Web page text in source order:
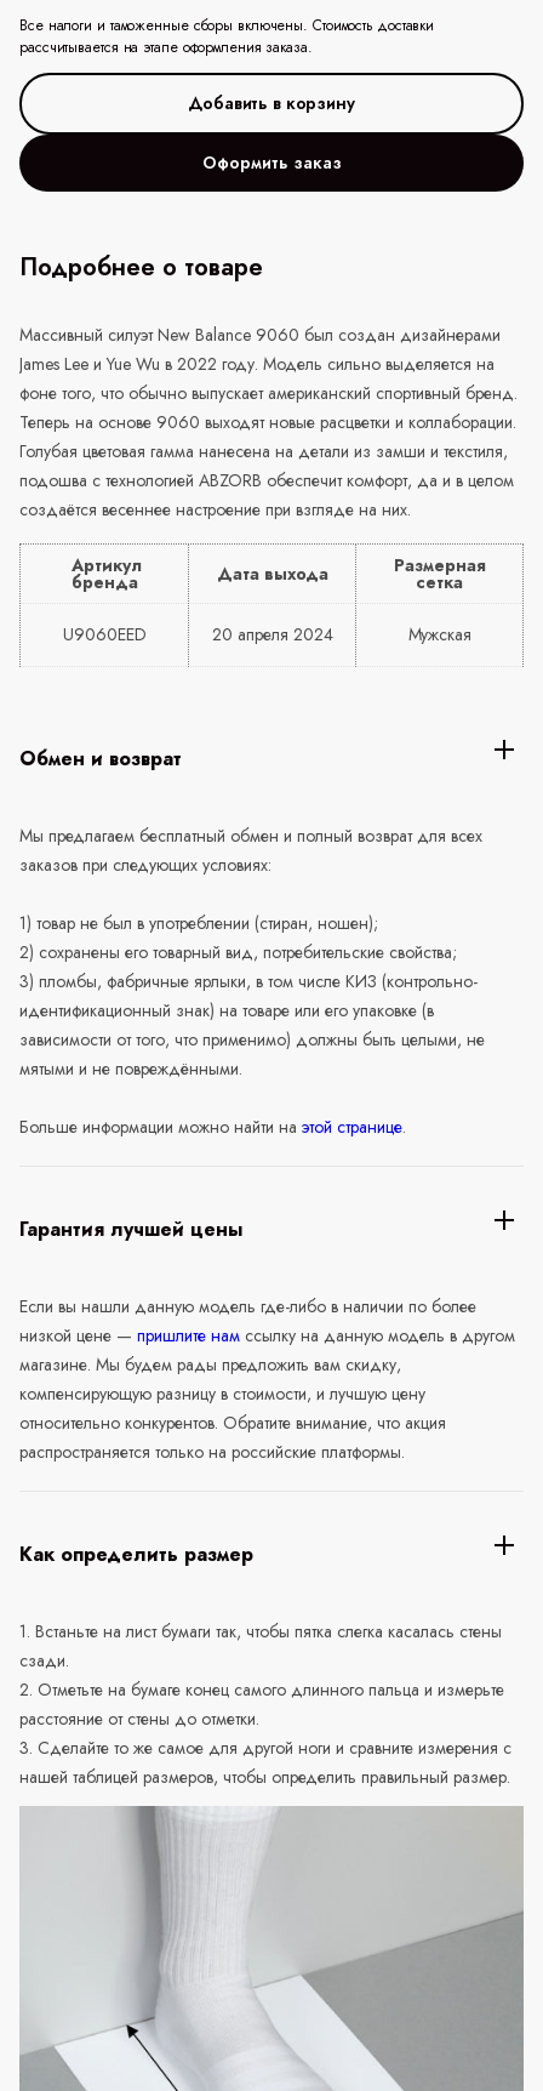
Все налоги и таможенные сборы включены. Стоимость доставки
рассчитывается на этапе оформления заказа.
Оформить заказ
Подробнее о товаре
Массивный силуэтNew Balance 9060 был создан дизайнерами
James Lee и Yue Wu в 2022 году. Модель сильно выделяется на
фоне того, что обычно выпускает американский спортивный бренд.
Теперь на основе 9060 выходят новые расцветки и коллаборации.
Голубая цветовая гамма нанесена на детали из замши и текстиля,
подошва с технологией ABZORB обеспечит комфорт, да и в целом
создаётся весеннее настроение при взгляде на них.
Артикул
бренда Дата выхода Размерная
сетка
U9060EED 20 апреля 2024 Мужская
Обмен и возврат
Мы предлагаем бесплатный обмен и полный возврат для всех
заказов при следующих условиях:
1) товар не был в употреблении (стиран, ношен);
2) сохранены его товарный вид, потребительские свойства;
3) пломбы, фабричные ярлыки, в том числе КИЗ (контрольно-
идентификационный знак) на товаре или его упаковке (в
зависимости от того, что применимо) должны быть целыми, не
мятыми и не повреждёнными.
Больше информации можно найти на этой странице.
Гарантия лучшей цены
Если вы нашли данную модель где-либо в наличии по более
низкой цене — пришлите нам ссылку на данную модель в другом
магазине. Мы будем рады предложить вам скидку,
компенсирующую разницу в стоимости, и лучшую цену
относительно конкурентов. Обратите внимание, что акция
распространяется только на российские платформы.
Как определить размер
1. Встаньте на лист бумаги так, чтобы пятка слегка касалась стены
сзади.
2. Отметьте на бумаге конец самого длинного пальца и измерьте
расстояние от стены до отметки.
3. Сделайте то же самое для другой ноги и сравните измерения с
нашей таблицей размеров, чтобы определить правильный размер.